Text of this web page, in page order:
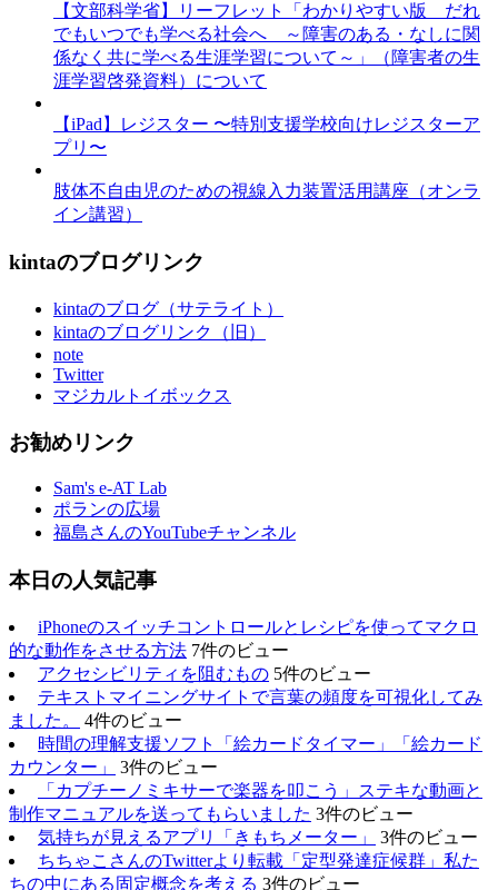
【文部科学省】リーフレット「わかりやすい版 だれ
でもいつでも学べる社会へ ～障害のある・なしに関
係なく共に学べる生涯学習について～」（障害者の生
涯学習啓発資料）について
【iPad】レジスター 〜特別支援学校向けレジスターア
プリ〜
肢体不自由児のための視線入力装置活用講座（オンラ
イン講習）
kintaのブログリンク
kintaのブログ（サテライト）
kintaのブログリンク（旧）
note
Twitter
マジカルトイボックス
お勧めリンク
Sam's e-AT Lab
ポランの広場
福島さんのYouTubeチャンネル
本日の人気記事
iPhoneのスイッチコントロールとレシピを使ってマクロ
的な動作をさせる方法 7件のビュー
アクセシビリティを阻むもの 5件のビュー
テキストマイニングサイトで言葉の頻度を可視化してみ
ました。
4件のビュー
時間の理解支援ソフト「絵カードタイマー」「絵カード
カウンター」
3件のビュー
「カプチーノミキサーで楽器を叩こう」ステキな動画と
制作マニュアルを送ってもらいました 3件のビュー
気持ちが見えるアプリ「きもちメーター」
3件のビュー
ちちゃこさんのTwitterより転載「定型発達症候群」私た
ちの中にある固定概念を考える 3件のビュー